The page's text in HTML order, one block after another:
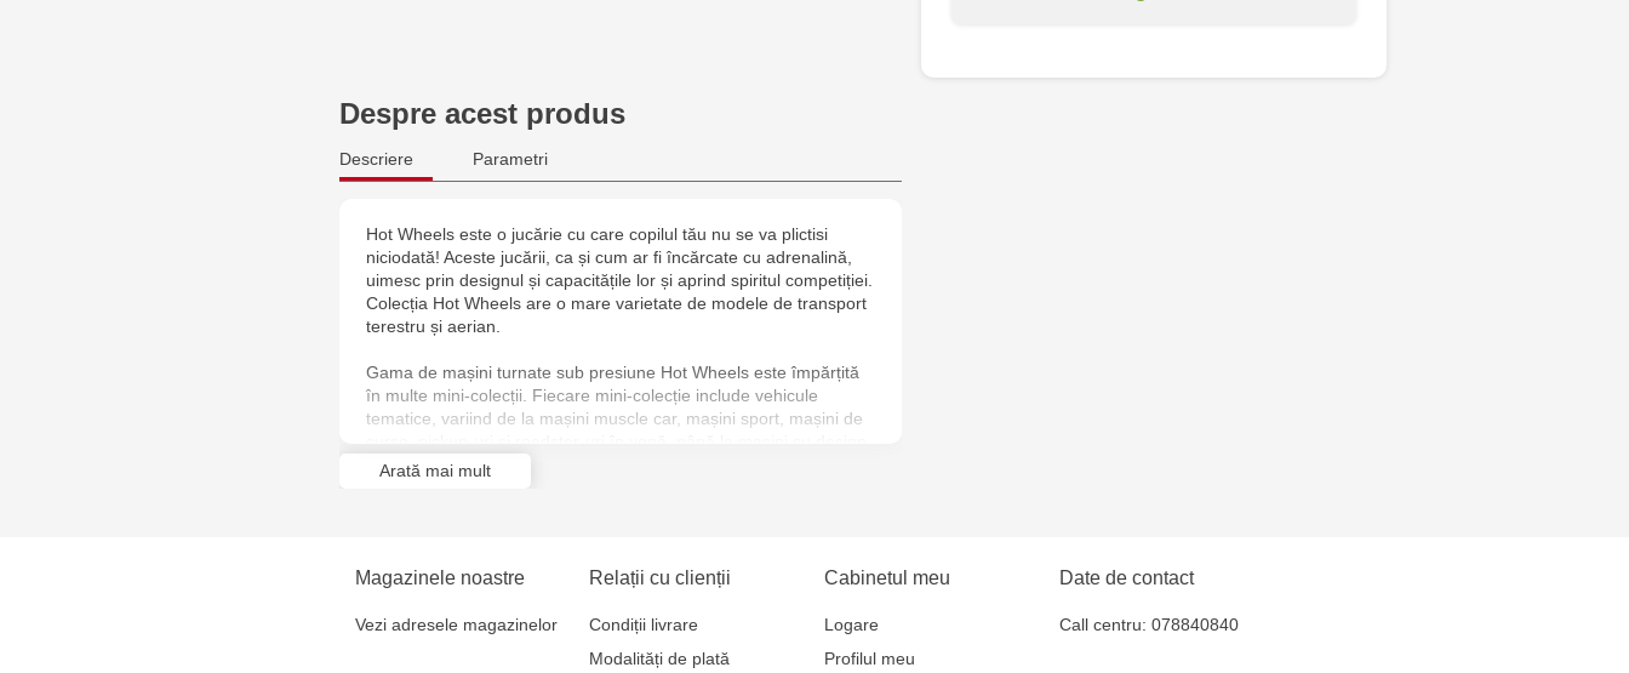
Socoleni, 7
Jucarenia Ciocana - bd.Mircea cel
Despre acest produs
Descriere Parametri
Hot Wheels este o jucărie cu care copilul tău nu se va plictisi
niciodată! Aceste jucării, ca și cum ar fi încărcate cu adrenalină,
uimesc prin designul și capacitățile lor și aprind spiritul competiției.
Colecția Hot Wheels are o mare varietate de modele de transport
terestru și aerian.
Gama de mașini turnate sub presiune Hot Wheels este împărțită
în multe mini-colecții. Fiecare mini-colecție include vehicule
tematice, variind de la mașini muscle car, mașini sport, mașini de
neobișnuit.
Arată mai mult
Magazinele noastre
Vezi adresele magazinelor
Relații cu clienții
Condiții livrare
Modalități de plată
Cabinetul meu
Logare
Profilul meu
Date de contact
Call centru: 078840840